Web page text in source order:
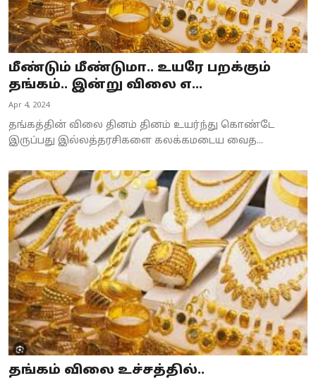
மீண்டும் மீண்டுமா.. உயரே பறக்கும்
தங்கம்.. இன்று விலை எ...
Apr 4, 2024
தங்கத்தின் விலை தினம் தினம் உயர்ந்து கொண்டே
இருப்பது இல்லத்தரசிகளை கலக்கமடைய வைத...
தங்கம் விலை உச்சத்தில்..